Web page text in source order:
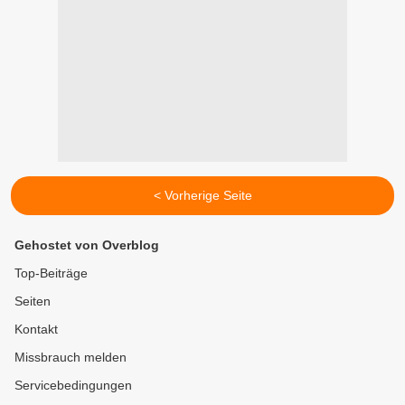
< Vorherige Seite
Gehostet von Overblog
Top-Beiträge
Seiten
Kontakt
Missbrauch melden
Servicebedingungen